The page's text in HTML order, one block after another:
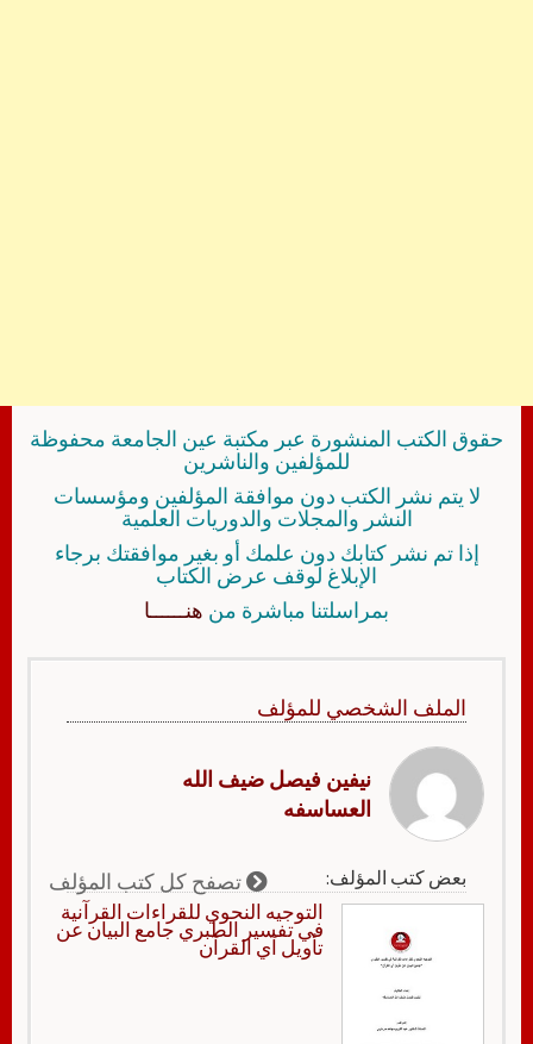
حقوق الكتب المنشورة عبر مكتبة عين الجامعة محفوظة
للمؤلفين والناشرين
لا يتم نشر الكتب دون موافقة المؤلفين ومؤسسات
النشر والمجلات والدوريات العلمية
إذا تم نشر كتابك دون علمك أو بغير موافقتك برجاء
الإبلاغ لوقف عرض الكتاب
بمراسلتنا مباشرة من هنــــــا
الملف الشخصي للمؤلف
نيفين فيصل ضيف الله
العساسفه
بعض كتب المؤلف: تصفح كل كتب المؤلف
التوجيه النحوي للقراءات القرآنية
في تفسير الطبري جامع البيان عن
تأويل آي القرآن